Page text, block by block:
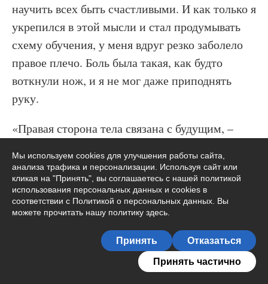
научить всех быть счастливыми. И как только я
укрепился в этой мысли и стал продумывать
схему обучения, у меня вдруг резко заболело
правое плечо. Боль была такая, как будто
воткнули нож, и я не мог даже приподнять
руку.
«Правая сторона тела связана с будущим, –
то я не прав». И вдруг неожиданно понял, что
это связано с моими курсами. Любая, даже
поверхностная диагностика исходит из моего
видения тонких планов, а для большинства
такое прикосновение может быть опасным. Я
мысленно отказался от своего решения, от
своей правоты, и боль в плече тут же прошла.
2
Мы используем cookies для улучшения работы сайта,
анализа трафика и персонализации. Используя сайт или
кликая на "Принять", вы соглашаетесь с нашей политикой
использования персональных данных и cookies в
соответствии с Политикой о персональных данных. Вы
можете прочитать нашу политику здесь
Принять Отказаться
Принять частично